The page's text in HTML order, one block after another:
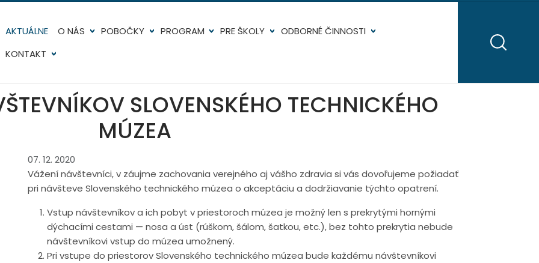
AKTUÁLNE O NÁS POBOČKY PROGRAM PRE ŠKOLY
ODBORNÉ ČINNOSTI
KONTAKT
SLOVENSKÉHO TECHNICKÉHO
MÚZEA
07. 12. 2020
Vážení návštevníci, v záujme zachovania verejného aj vášho zdravia si vás dovoľujeme požiadať
pri návšteve Slovenského technického múzea o akceptáciu a dodržiavanie týchto opatrení.
Vstup návštevníkov a ich pobyt v priestoroch múzea je možný len s prekrytými hornými
dýchacími cestami — nosa a úst (rúškom, šálom, šatkou, etc.), bez tohto prekrytia nebude
návštevníkovi vstup do múzea umožnený.
Pri vstupe do priestorov Slovenského technického múzea bude každému návštevníkovi